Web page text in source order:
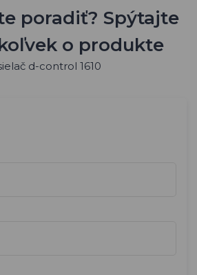
poradiť? Spýtajte
o produkte
d-control 1610